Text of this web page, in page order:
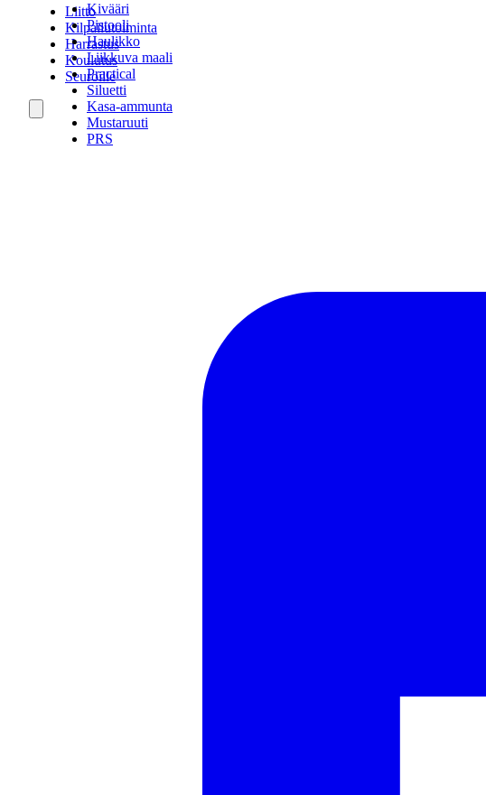
Kivääri
Pistooli
Haulikko
Liikkuva maali
Practical
Siluetti
Kasa-ammunta
Mustaruuti
PRS
Liitto
Kilpailutoiminta
Harrastus
Koulutus
Seuroille